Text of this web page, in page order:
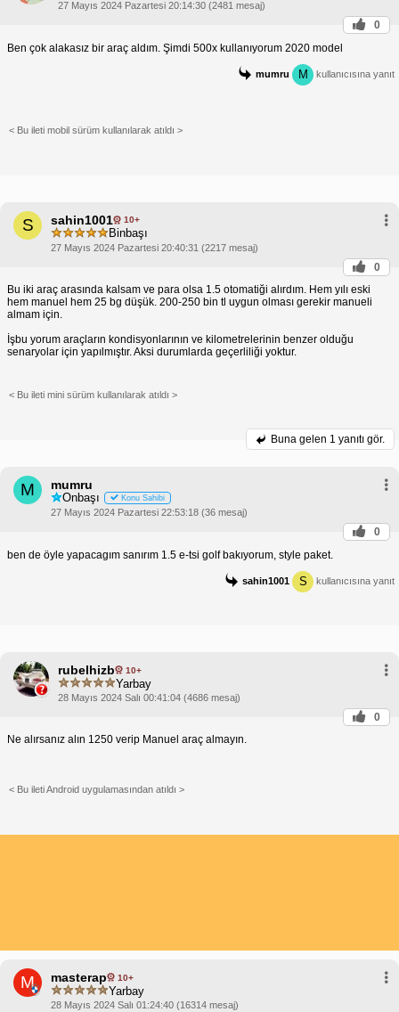
27 Mayıs 2024 Pazartesi 20:14:30 (2481 mesaj)
0
Ben çok alakasız bir araç aldım. Şimdi 500x kullanıyorum 2020 model
mumru M kullanıcısına yanıt
< Bu ileti mobil sürüm kullanılarak atıldı >
S sahin1001 10+
Binbaşı
27 Mayıs 2024 Pazartesi 20:40:31 (2217 mesaj)
0
Bu iki araç arasında kalsam ve para olsa 1.5 otomatiği alırdım. Hem yılı eski
hem manuel hem 25 bg düşük. 200-250 bin tl uygun olması gerekir manueli
almam için.
İşbu yorum araçların kondisyonlarının ve kilometrelerinin benzer olduğu
senaryolar için yapılmıştır. Aksi durumlarda geçerliliği yoktur.
< Bu ileti mini sürüm kullanılarak atıldı >
Buna gelen 1 yanıtı gör.
M mumru
Onbaşı Konu Sahibi
27 Mayıs 2024 Pazartesi 22:53:18 (36 mesaj)
0
ben de öyle yapacagım sanırım 1.5 e-tsi golf bakıyorum, style paket.
sahin1001 S kullanıcısına yanıt
rubelhizb 10+
Yarbay
28 Mayıs 2024 Salı 00:41:04 (4686 mesaj)
0
Ne alırsanız alın 1250 verip Manuel araç almayın.
< Bu ileti Android uygulamasından atıldı >
M masterap 10+
Yarbay
28 Mayıs 2024 Salı 01:24:40 (16314 mesaj)